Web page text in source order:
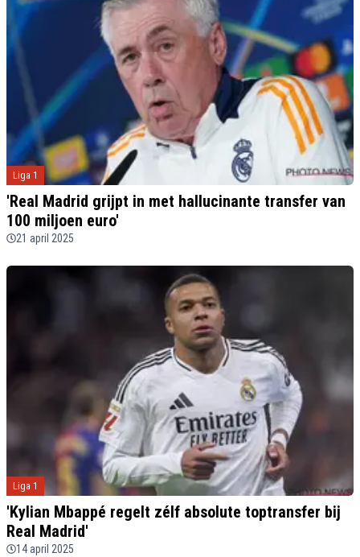
Liga 1
'Real Madrid grijpt in met hallucinante transfer van
100 miljoen euro'
21 april 2025
Liga 1
'Kylian Mbappé regelt zélf absolute toptransfer bij
Real Madrid'
14 april 2025